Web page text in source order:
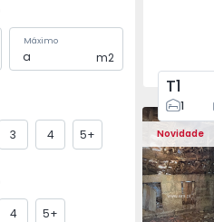
Máximo
m2
3 4 5+
4 5+
T1
1
Novidade
Moradia